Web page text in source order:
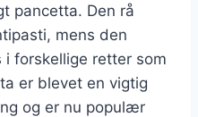
pancetta. Den rå
mens den
forskellige retter som
er blevet en vigtig
og er nu populær